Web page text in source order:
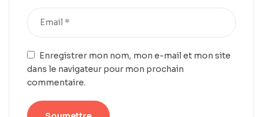
Enregistrer mon nom, mon e-mail et mon site
dans le navigateur pour mon prochain
commentaire.